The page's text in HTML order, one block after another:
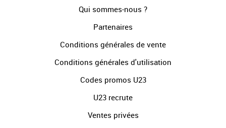
Qui sommes-nous ?
Partenaires
Conditions générales de vente
Conditions générales d'utilisation
Codes promos U23
U23 recrute
Ventes privées